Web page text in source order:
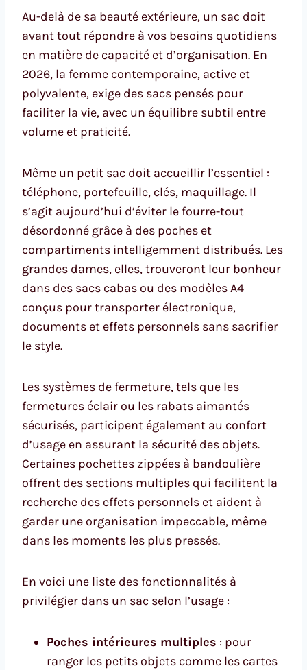
Au-delà de sa beauté extérieure, un sac doit
avant tout répondre à vos besoins quotidiens
en matière de capacité et d’organisation. En
2026, la femme contemporaine, active et
polyvalente, exige des sacs pensés pour
faciliter la vie, avec un équilibre subtil entre
volume et praticité.
Même un petit sac doit accueillir l’essentiel :
téléphone, portefeuille, clés, maquillage. Il
s’agit aujourd’hui d’éviter le fourre-tout
désordonné grâce à des poches et
compartiments intelligemment distribués. Les
grandes dames, elles, trouveront leur bonheur
dans des sacs cabas ou des modèles A4
conçus pour transporter électronique,
documents et effets personnels sans sacrifier
le style.
Les systèmes de fermeture, tels que les
fermetures éclair ou les rabats aimantés
sécurisés, participent également au confort
d’usage en assurant la sécurité des objets.
Certaines pochettes zippées à bandoulière
offrent des sections multiples qui facilitent la
recherche des effets personnels et aident à
garder une organisation impeccable, même
dans les moments les plus pressés.
En voici une liste des fonctionnalités à
privilégier dans un sac selon l’usage :
Poches intérieures multiples : pour
ranger les petits objets comme les cartes